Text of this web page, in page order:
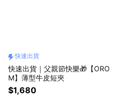
快速出貨
快速出貨｜父親節快樂🎁【ORO
M】薄型牛皮短夾
$1,680